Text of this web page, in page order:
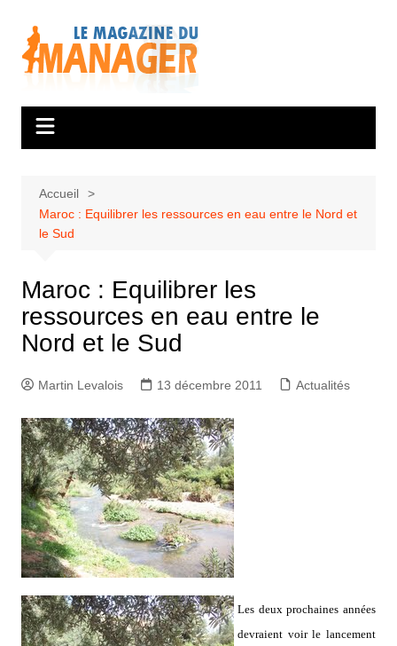
contenu
Accueil
Maroc : Equilibrer les ressources en eau entre le Nord et
le Sud
Maroc : Equilibrer les
ressources en eau entre le
Nord et le Sud
Martin Levalois 13 décembre 2011 Actualités
Les deux prochaines années
devraient voir le lancement